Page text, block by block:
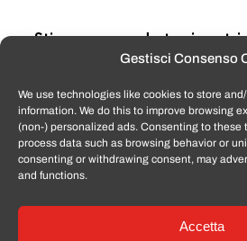
Gestisci Consenso
We use technologies like cookies to store
information. We do this to improve browsing
(non-) personalized ads. Consenting to
process data such as browsing behavior or
consenting or withdrawing consent, may
and functions.
Accetta
Stiamo cercando tra i
qualche
TomatoSmartphone.itè lo
smartphone ricondizionati
di tutte le marche,APPLE,
ONEPLUS, XIAOMI e